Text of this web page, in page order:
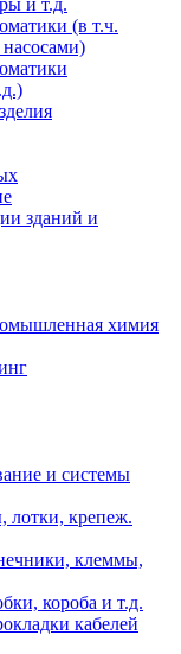
и т.д.
(в т.ч.
зданий и
химия
и системы
лотки, крепеж.
клеммы,
короба и т.д.
кабелей